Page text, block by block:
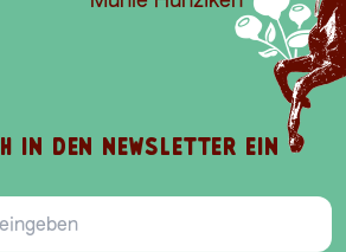
IN DEN NEWSLETTER EIN